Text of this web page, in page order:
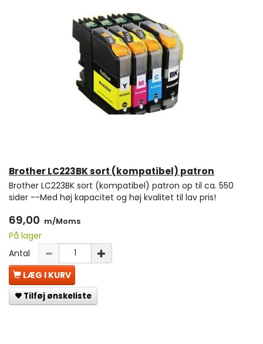
Brother LC223BK sort (kompatibel) patron
Brother LC223BK sort (kompatibel) patron op til ca. 550
sider --Med høj kapacitet og høj kvalitet til lav pris!
69,00 m/Moms
På lager
Antal
LÆG I KURV
Tilføj ønskeliste